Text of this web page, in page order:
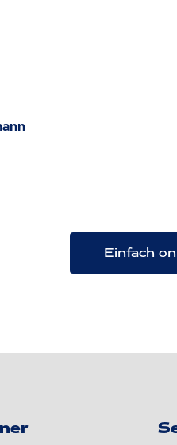
Einfach